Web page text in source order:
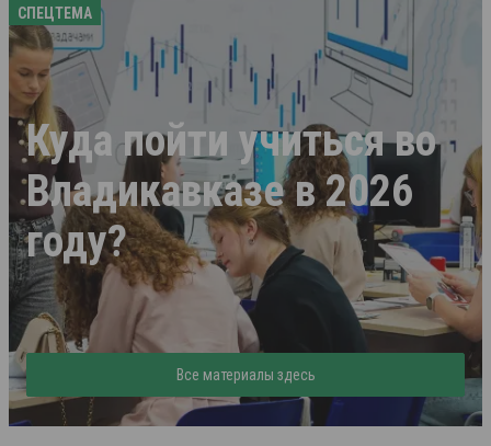
СПЕЦТЕМА
Куда пойти учиться во
Владикавказе в 2026
году?
Все материалы здесь